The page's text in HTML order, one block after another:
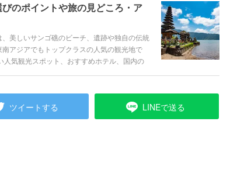
のポイントや旅の見どころ・ア
美しいサンゴ礁のビーチ、遺跡や独自の伝統
アジアでもトップクラスの人気の観光地で
気観光スポット、おすすめホテル、国内の
ツイートする LINEで送る